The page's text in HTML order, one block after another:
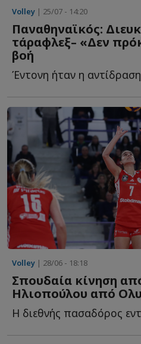
Volley | 25/07 - 14:20
Παναθηναϊκός:
τάραφλεξ– «Δεν
βοή
Volley | 28/06 - 18:18
Σπουδαία κίνηση
Ηλιοπούλου από